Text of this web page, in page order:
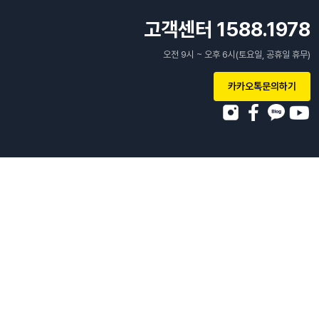
고객센터 1588.1978
오전 9시 ~ 오후 6시(토요일, 공휴일 휴무)
카카오톡문의하기